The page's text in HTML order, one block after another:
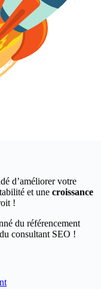
d’améliorer votre
et une croissance
!
du référencement
consultant SEO !